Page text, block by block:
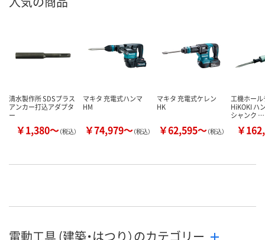
清水製作所 SDSプラス
アンカー打込アダプタ
ー
￥1,380～（税込）
マキタ 充電式ハンマ
HM
￥74,979～（税込）
マキタ 充電式ケレン
HK
￥62,595～（税込）
工機ホー
HiKOKI ハ
シャンク …
￥
電動工具 (建築・はつり）のカテゴリー